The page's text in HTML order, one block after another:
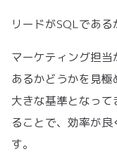
リードがSQLであ
マーケティング担
あるかどうかを見
大きな基準となっ
ることで、効率が
す。